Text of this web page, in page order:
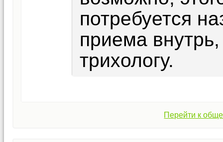
потребуется
приема
трихологу.
Перейти к